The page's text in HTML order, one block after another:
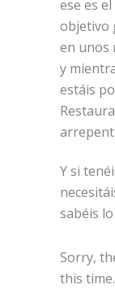
ese es
objetivo
en unos
y
estáis
Y si
sabéis
Sorry,
this time.